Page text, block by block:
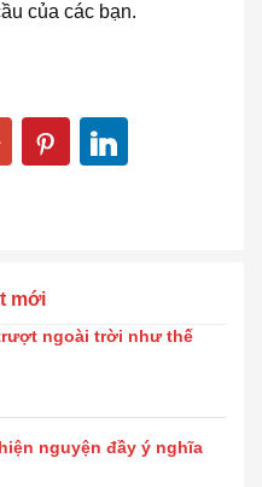
của các bạn.
mới
ngoài trời như thế
nguyện đầy ý nghĩa